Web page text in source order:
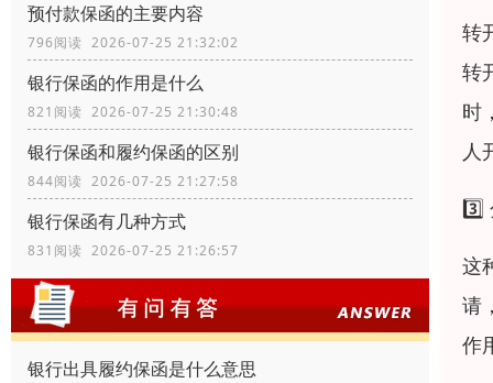
预付款保函的主要内容
796阅读 2026-07-25 21:32:02
银行保函的作用是什么
821阅读 2026-07-25 21:30:48
银行保函和履约保函的区别
844阅读 2026-07-25 21:27:58
银行保函有几种方式
831阅读 2026-07-25 21:26:57
银行出具履约保函是什么意思
转
转
时
人
3️⃣
这
请
作